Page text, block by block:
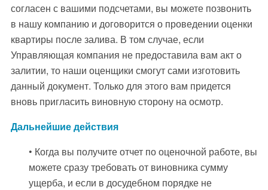
согласен с вашими подсчетами, вы можете позвонить
в нашу компанию и договорится о проведении оценки
квартиры после залива. В том случае, если
Управляющая компания не предоставила вам акт о
залитии, то наши оценщики смогут сами изготовить
данный документ. Только для этого вам придется
вновь пригласить виновную сторону на осмотр.
Дальнейшие действия
• Когда вы получите отчет по оценочной работе, вы
можете сразу требовать от виновника сумму
ущерба, и если в досудебном порядке не